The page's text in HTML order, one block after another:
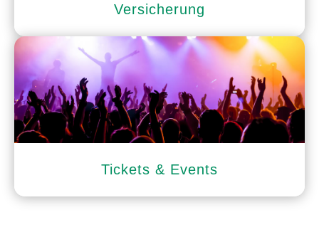
Versicherung
Tickets & Events